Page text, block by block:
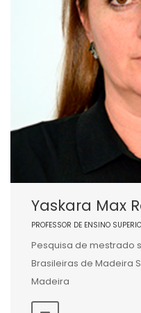
Yaskara Max
PROFESSOR DE ENSINO
Pesquisa de mestrado
Brasileiras de Madeira
Madeira